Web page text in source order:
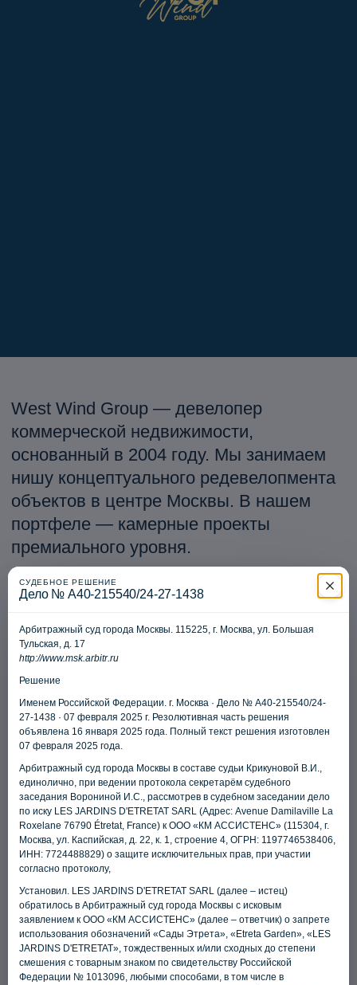
СУДЕБНОЕ РЕШЕНИЕ
Дело № А40-215540/24-27-1438
Арбитражный суд города Москвы. 115225, г. Москва, ул. Большая
Тульская, д. 17
http://www.msk.arbitr.ru
Решение
Именем Российской Федерации. г. Москва · Дело № А40-215540/24-
27-1438 · 07 февраля 2025 г. Резолютивная часть решения
объявлена 16 января 2025 года. Полный текст решения изготовлен
07 февраля 2025 года.
Арбитражный суд города Москвы в составе судьи Крикуновой В.И.,
единолично, при ведении протокола секретарём судебного
заседания Ворониной И.С., рассмотрев в судебном заседании дело
по иску LES JARDINS D'ETRETAT SARL (Адрес: Avenue Damilaville La
Roxelane 76790 Étretat, France) к ООО «КМ АССИСТЕНС» (115304, г.
Москва, ул. Каспийская, д. 22, к. 1, строение 4, ОГРН: 1197746538406,
ИНН: 7724488829) о защите исключительных прав, при участии
согласно протоколу,
Установил. LES JARDINS D'ETRETAT SARL (далее – истец)
обратилось в Арбитражный суд города Москвы с исковым
заявлением к ООО «КМ АССИСТЕНС» (далее – ответчик) о запрете
использования обозначений «Сады Этрета», «Etreta Garden», «LES
JARDINS D'ETRETAT», тождественных и/или сходных до степени
смешения с товарным знаком по свидетельству Российской
Федерации № 1013096, любыми способами, в том числе в
22 года
успешной работы
4 года
российских
девелоперов
(по версии РБК)
объектов
> 100 000 м2
суммарная площадь
локаций, органично интегрируя
События компании